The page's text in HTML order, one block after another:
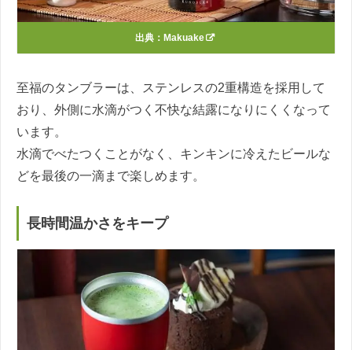
出典： Makuake
至福のタンブラーは、ステンレスの2重構造を採用して
おり、外側に水滴がつく不快な結露になりにくくなって
います。
水滴でべたつくことがなく、キンキンに冷えたビールな
どを最後の一滴まで楽しめます。
長時間温かさをキープ